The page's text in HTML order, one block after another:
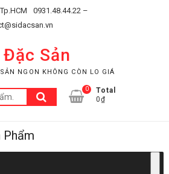
0931.48.44.22 –
Sản
NGON KHÔNG CÒN LO GIÁ
Tìm
kiếm:
0
Total
0₫
Phẩm